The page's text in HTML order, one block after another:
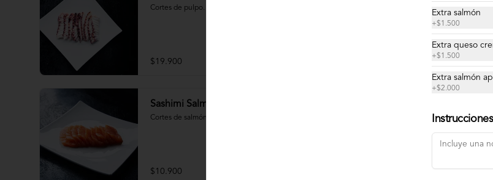
Cortes de pulpo.
$19.900
Cortes de pulpo.
Sashimi Salmón 9 Cortes
Cortes de salmón fresco.
$10.900
Extra salmón
+$1.500
Extra queso
+$1.500
Extra salmón
+$2.000